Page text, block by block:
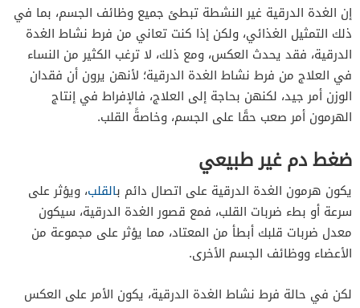
إن الغدة الدرقية غير النشطة تبطئ جميع وظائف الجسم، بما في
ذلك التمثيل الغذائي، ولكن إذا كنت تعاني من فرط نشاط الغدة
الدرقية، فقد يحدث العكس، ومع ذلك، لا ترغب الكثير من النساء
في العلاج من فرط نشاط الغدة الدرقية؛ لأنهن يرون أن فقدان
الوزن أمر جيد، لكنهن بحاجة إلى العلاج، فالإفراط في إنتاج
الهرمون أمر صعب حقًا على الجسم، وخاصةً القلب.
ضغط دم غير طبيعي
يكون هرمون الغدة الدرقية على اتصال دائم بالقلب، ويؤثر على
سرعة أو بطء ضربات القلب، فمع قصور الغدة الدرقية، سيكون
معدل ضربات قلبك أبطأ من المعتاد، مما يؤثر على مجموعة من
الأعضاء ووظائف الجسم الأخرى.
لكن في حالة فرط نشاط الغدة الدرقية، يكون الأمر على العكس